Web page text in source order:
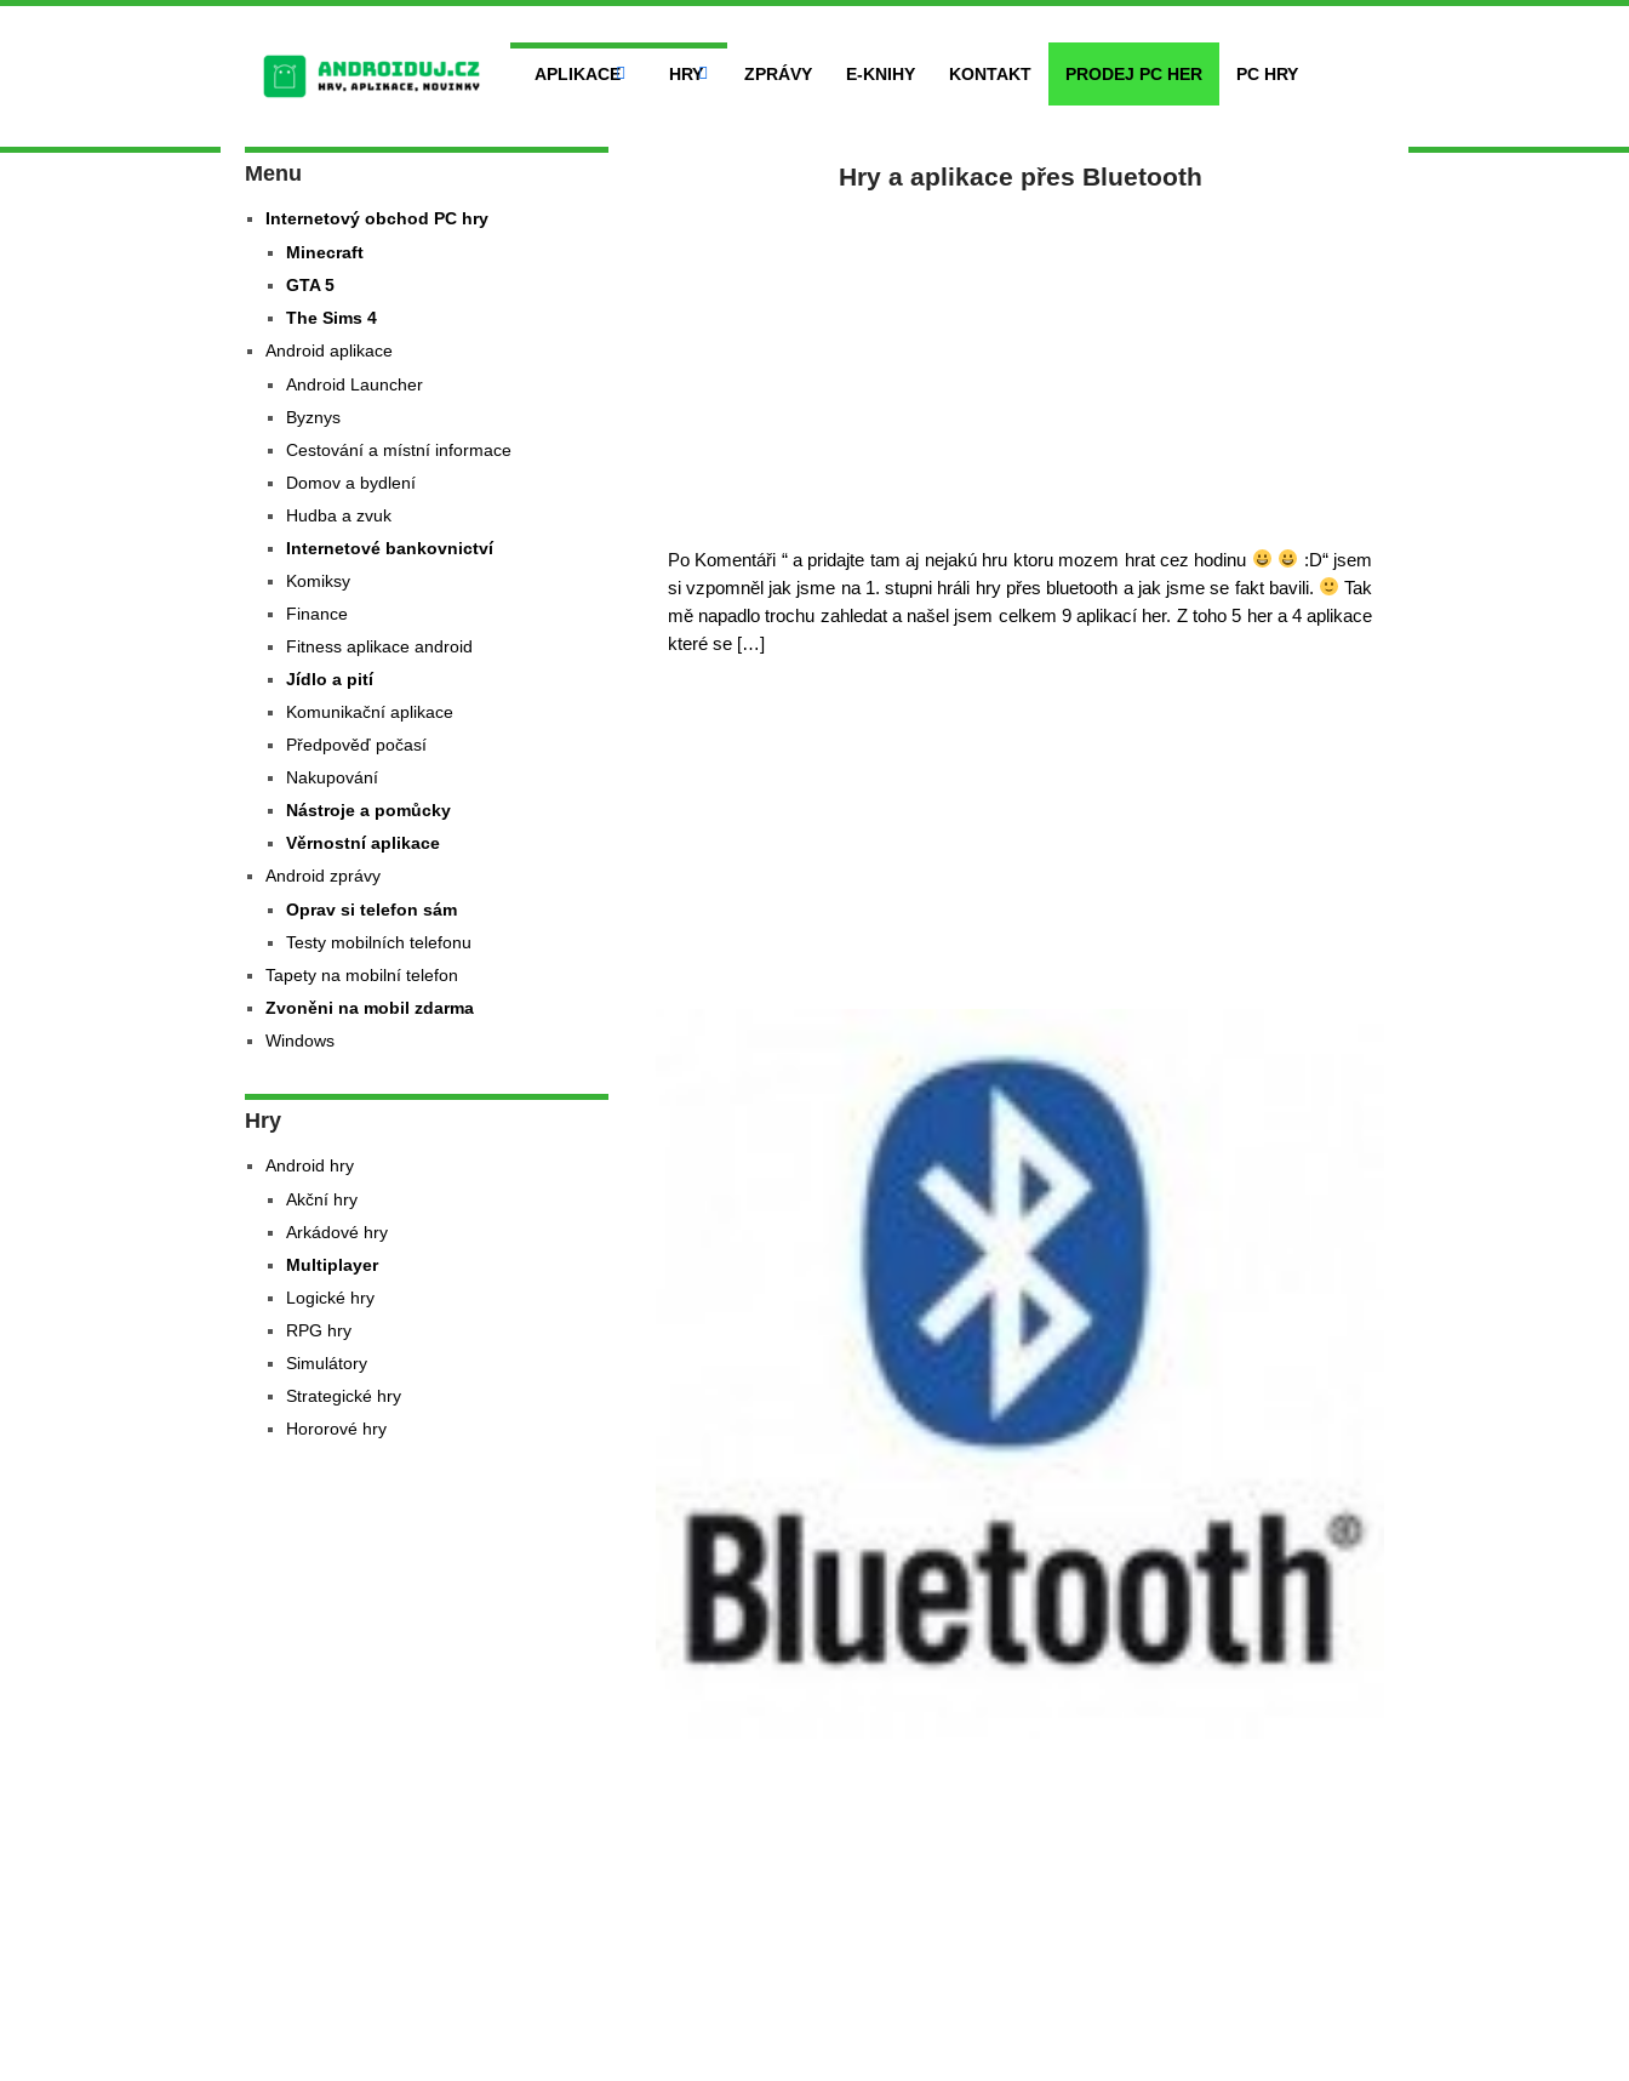
APLIKACE HRY ZPRÁVY E-KNIHY KONTAKT PRODEJ PC HER PC HRY
Hry a aplikace přes Bluetooth
Po Komentáři “ a pridajte tam aj nejakú hru ktoru mozem hrat cez hodinu
:D“ jsem
si vzpomněl jak jsme na 1. stupni hráli hry přes bluetooth a jak jsme se fakt bavili.
Tak
mě napadlo trochu zahledat a našel jsem celkem 9 aplikací her. Z toho 5 her a 4 aplikace
které se […]
Menu
Internetový obchod PC hry
Minecraft
GTA 5
The Sims 4
Android aplikace
Android Launcher
Byznys
Cestování a místní informace
Domov a bydlení
Hudba a zvuk
Internetové bankovnictví
Komiksy
Finance
Fitness aplikace android
Jídlo a pití
Komunikační aplikace
Předpověď počasí
Nakupování
Nástroje a pomůcky
Věrnostní aplikace
Android zprávy
Oprav si telefon sám
Testy mobilních telefonu
Tapety na mobilní telefon
Zvoněni na mobil zdarma
Windows
Hry
Android hry
Akční hry
Arkádové hry
Multiplayer
Logické hry
RPG hry
Simulátory
Strategické hry
Hororové hry